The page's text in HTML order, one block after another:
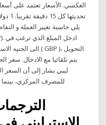
العكسي. الأسعار تعتمد على
يلي حاسبة تغيير العملة و
للمصرف المركزي، بينما يبلغ